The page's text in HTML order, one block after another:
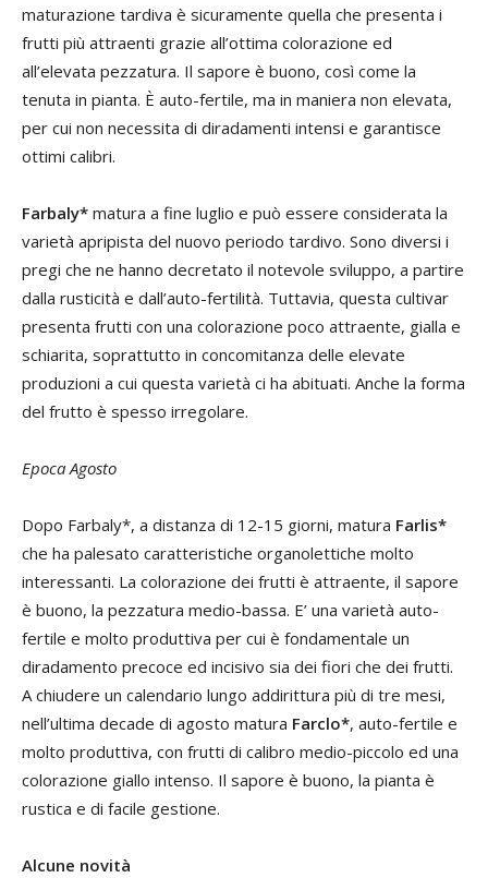
maturazione tardiva è sicuramente quella che presenta i
frutti più attraenti grazie all’ottima colorazione ed
all’elevata pezzatura. Il sapore è buono, così come la
tenuta in pianta. È auto-fertile, ma in maniera non elevata,
per cui non necessita di diradamenti intensi e garantisce
ottimi calibri.
Farbaly* matura a fine luglio e può essere considerata la
varietà apripista del nuovo periodo tardivo. Sono diversi i
pregi che ne hanno decretato il notevole sviluppo, a partire
dalla rusticità e dall’auto-fertilità. Tuttavia, questa cultivar
presenta frutti con una colorazione poco attraente, gialla e
schiarita, soprattutto in concomitanza delle elevate
produzioni a cui questa varietà ci ha abituati. Anche la forma
del frutto è spesso irregolare.
Epoca Agosto
Dopo Farbaly*, a distanza di 12-15 giorni, matura Farlis*
che ha palesato caratteristiche organolettiche molto
interessanti. La colorazione dei frutti è attraente, il sapore
è buono, la pezzatura medio-bassa. E’ una varietà auto-
fertile e molto produttiva per cui è fondamentale un
diradamento precoce ed incisivo sia dei fiori che dei frutti.
A chiudere un calendario lungo addirittura più di tre mesi,
nell’ultima decade di agosto matura Farclo*, auto-fertile e
molto produttiva, con frutti di calibro medio-piccolo ed una
colorazione giallo intenso. Il sapore è buono, la pianta è
rustica e di facile gestione.
Alcune novità